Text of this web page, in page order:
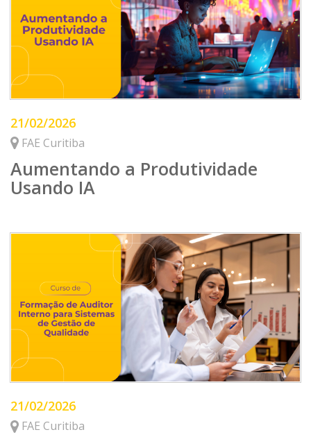
21/02/2026
FAE Curitiba
Aumentando a Produtividade
Usando IA
21/02/2026
FAE Curitiba